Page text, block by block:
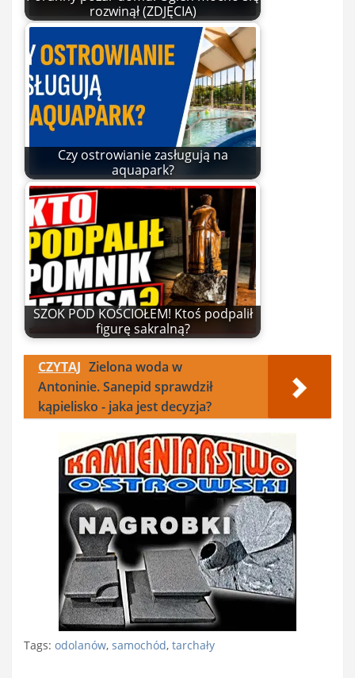
rozwinął (ZDJĘCIA)
Czy ostrowianie zasługują na
aquapark?
SZOK POD KOŚCIOŁEM! Ktoś podpalił
figurę sakralną?
CZYTAJ Zielona woda w
Antoninie. Sanepid sprawdził
kąpielisko - jaka jest decyzja?
Tags: odolanów, samochód, tarchały